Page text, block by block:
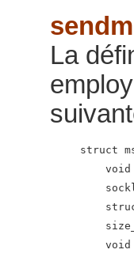
La
struct
void
void